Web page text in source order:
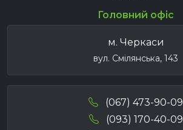
Головний офіс
м. Черкаси
вул. Смілянська, 143
(067) 473-90-09
(093) 170-40-09